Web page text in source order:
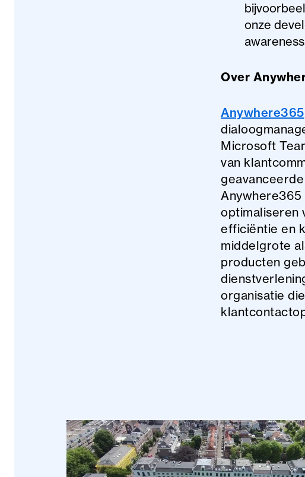
onze
Over
Anywhere365
Microsoft
van
Anywhere365
optimaliseren
efficiëntie en
middelgrote
producten
organisatie